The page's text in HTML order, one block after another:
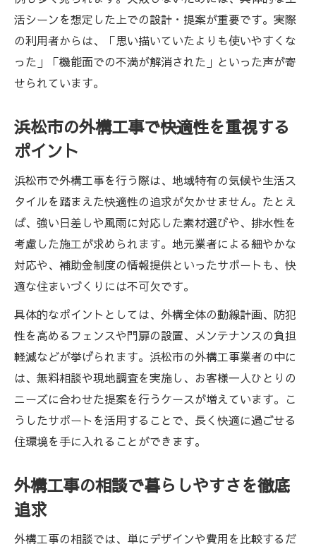
活シーンを想定した上での設計・提案が重要です。実際
の利用者からは、「思い描いていたよりも使いやすくな
った」「機能面での不満が解消された」といった声が寄
せられています。
浜松市の外構工事で快適性を重視する
ポイント
浜松市で外構工事を行う際は、地域特有の気候や生活ス
タイルを踏まえた快適性の追求が欠かせません。たとえ
ば、強い日差しや風雨に対応した素材選びや、排水性を
考慮した施工が求められます。地元業者による細やかな
対応や、補助金制度の情報提供といったサポートも、快
適な住まいづくりには不可欠です。
具体的なポイントとしては、外構全体の動線計画、防犯
性を高めるフェンスや門扉の設置、メンテナンスの負担
軽減などが挙げられます。浜松市の外構工事業者の中に
は、無料相談や現地調査を実施し、お客様一人ひとりの
ニーズに合わせた提案を行うケースが増えています。こ
うしたサポートを活用することで、長く快適に過ごせる
住環境を手に入れることができます。
外構工事の相談で暮らしやすさを徹底
追求
外構工事の相談では、単にデザインや費用を比較するだ